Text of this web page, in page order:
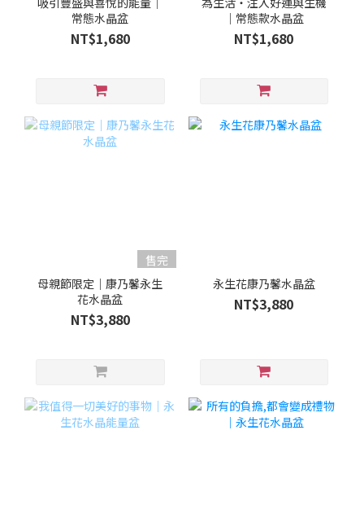
常態水晶盆
NT$1,680
｜常態款水晶盆
NT$1,680
售完
母親節限定｜康乃馨永生
花水晶盆
NT$3,880
永生花康乃馨水晶盆
NT$3,880